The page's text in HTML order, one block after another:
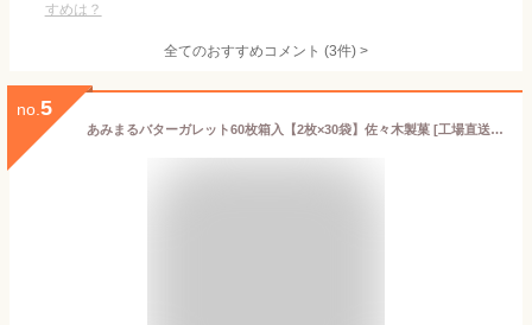
すめは？
全てのおすすめコメント (3件) >
no. 5
あみまるバターガレット60枚箱入【2枚×30袋】佐々木製菓 [工場直送]岩手銘菓